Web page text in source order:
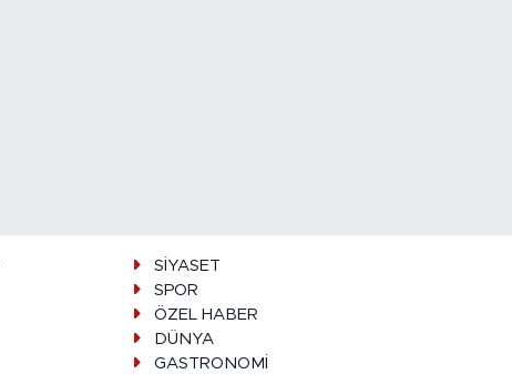
SİYASET
SPOR
ÖZEL HABER
DÜNYA
GASTRONOMİ